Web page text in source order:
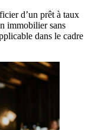
d’un prêt à taux
immobilier sans
dans le cadre